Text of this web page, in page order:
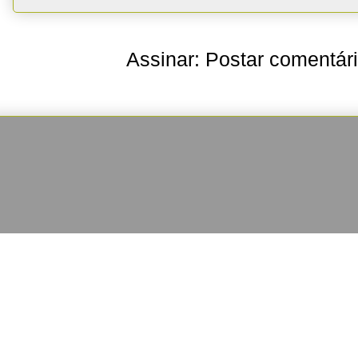
Assinar: Postar